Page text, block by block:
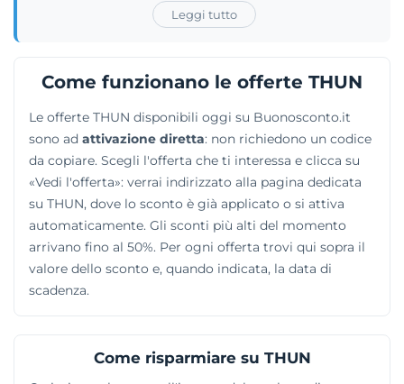
celebrazioni importanti quali battesimi, comunioni o
matrimoni. Oltre ai classici accessori per abbellire la
introducendo linee di abbigliamento dedicate alle
permette di trovare articoli curati nei minimi dettagli
per le più svariate occasioni. Rinnovare i propri spazi
abitativi o scovare il dono perfetto diventa semplice
grazie alla forte impronta artigianale che caratterizza
ogni singolo pezzo venduto dallo store.
Leggi tutto
Come funzionano le offerte THUN
Le offerte THUN disponibili oggi su Buonosconto.it
sono ad attivazione diretta: non richiedono un codice
da copiare. Scegli l'offerta che ti interessa e clicca su
«Vedi l'offerta»: verrai indirizzato alla pagina dedicata
su THUN, dove lo sconto è già applicato o si attiva
automaticamente. Gli sconti più alti del momento
arrivano fino al 50%. Per ogni offerta trovi qui sopra il
valore dello sconto e, quando indicata, la data di
scadenza.
Come risparmiare su THUN